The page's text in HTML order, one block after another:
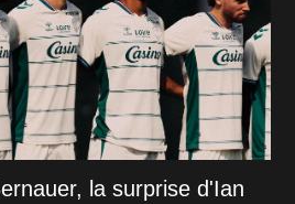
la surprise d'Ian